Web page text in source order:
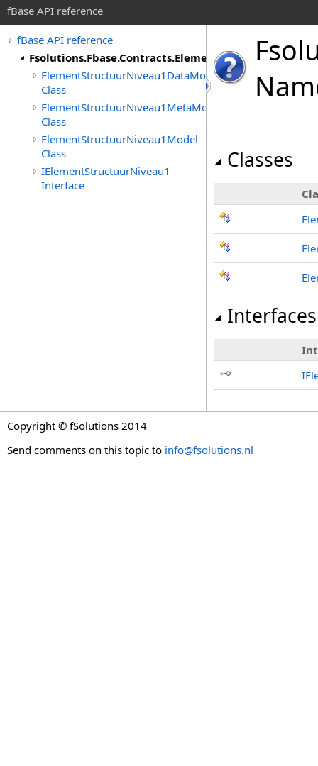
fBase API reference
fBase API reference
Fsolutions.Fbase.Contracts.ElementStructuurNiveau1
ElementStructuurNiveau1DataModel
Class
ElementStructuurNiveau1MetaModel
Class
ElementStructuurNiveau1Model
Class
IElementStructuurNiveau1
Interface
Classes
Interfaces
Copyright © fSolutions 2014
Send comments on this topic to info@fsolutions.nl